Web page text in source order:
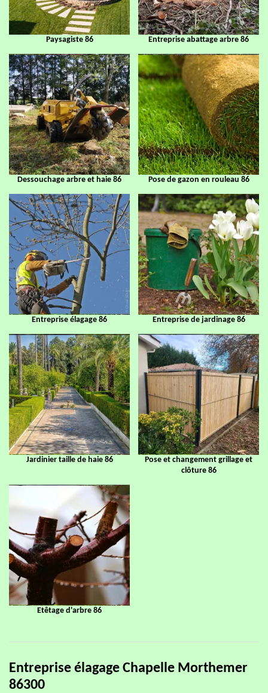
Paysagiste 86 Entreprise abattage arbre 86
Dessouchage arbre et haie 86 Pose de gazon en rouleau 86
Entreprise élagage 86 Entreprise de jardinage 86
Jardinier taille de haie 86
Pose et changement grillage et
clôture 86
Etêtage d'arbre 86
Entreprise élagage Chapelle Morthemer
86300